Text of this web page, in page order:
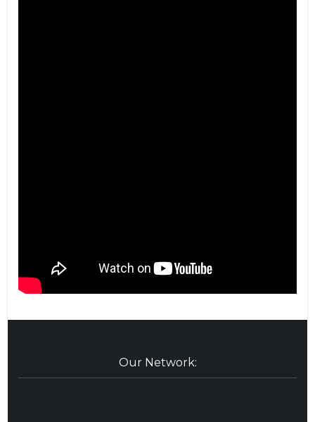
Our Network: